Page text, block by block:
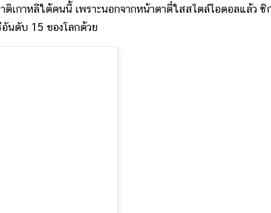
าหลีใต้คนนี้ เพราะนอกจากหน้าตาตี๋ใสสไตล์ไอดอลแล้ว ซิ
อันดับ 15 ของโลกด้วย